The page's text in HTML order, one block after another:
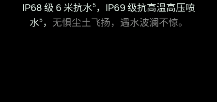
第二代昆仑玻璃，耐摔可靠，处处安⁠心。